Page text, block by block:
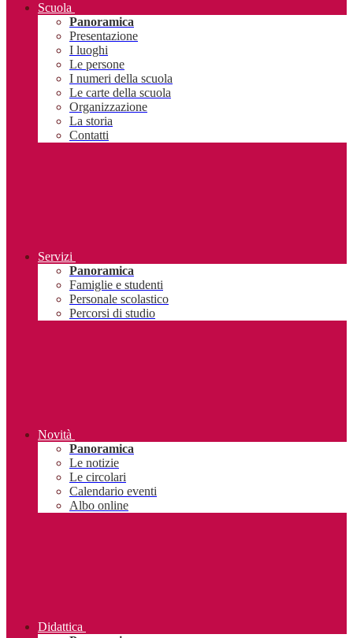
Scuola
Panoramica
Presentazione
I luoghi
Le persone
I numeri della scuola
Le carte della scuola
Organizzazione
La storia
Contatti
Servizi
Panoramica
Famiglie e studenti
Personale scolastico
Percorsi di studio
Novità
Panoramica
Le notizie
Le circolari
Calendario eventi
Albo online
Didattica